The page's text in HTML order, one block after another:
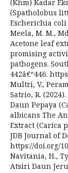
(Khm) Kadar
(Spatholobus
Escherichia coli
Meela, M. M.,
Acetone leaf
promising
pathogens.
442â€“446.
Multri, V.,
Satrio, R.
Daun Pepaya
albicans The
Extract (Carica
JDB Journal of
https://doi.org/
Navitania, H.,
Atsiri Daun